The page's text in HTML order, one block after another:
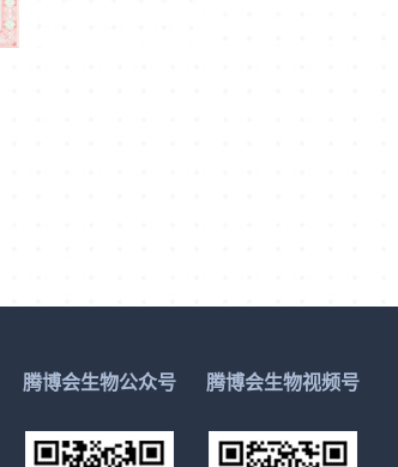
腾博会生物视频号
腾博会生物公众号